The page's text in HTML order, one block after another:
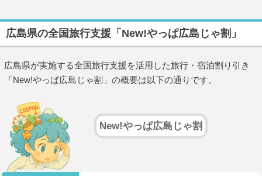
広島県の全国旅行支援「New!やっぱ広島じゃ割」
広島県が実施する全国旅行支援を活用した旅行・宿泊割り引き
「New!やっぱ広島じゃ割」の概要は以下の通りです。
New!やっぱ広島じゃ割